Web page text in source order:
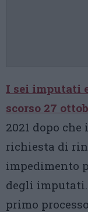
I sei imputati
scorso 27
2021 dopo
richiesta di
impedimento
degli
primo